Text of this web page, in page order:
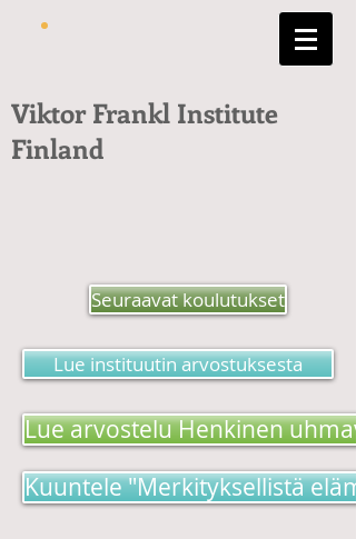
Viktor Frankl Institute
Finland
Seuraavat koulutukset
Lue instituutin arvostuksesta
Lue arvostelu Henkinen
Kuuntele "Merkityksellistä